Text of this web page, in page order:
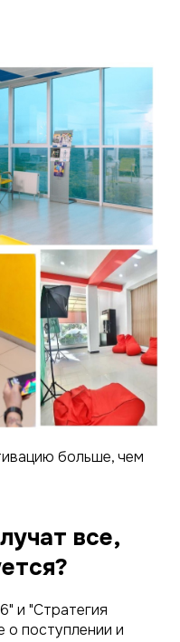
больше, чем
все,
и "Стратегия
о поступлении и